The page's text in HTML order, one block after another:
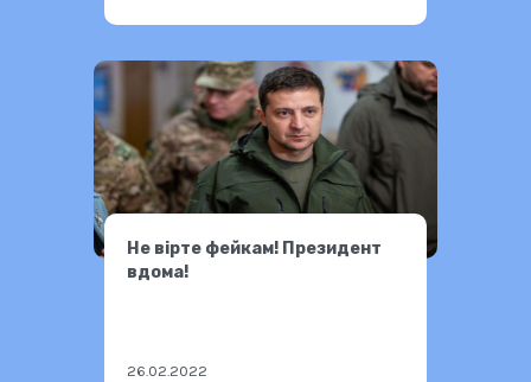
Не вірте фейкам! Президент
вдома!
26.02.2022